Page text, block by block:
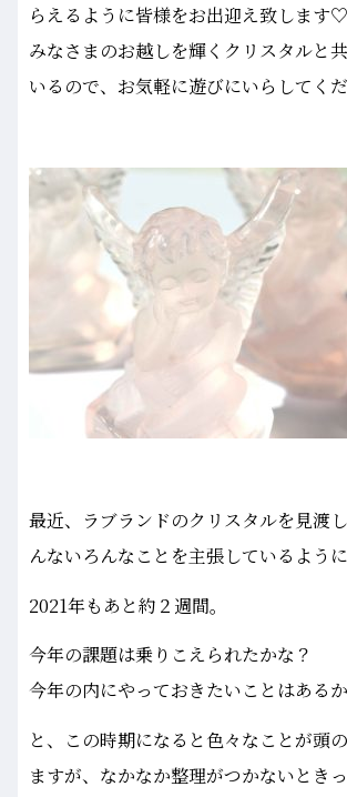
らえるように皆様をお出迎え致します♡
みなさまのお越しを輝くクリスタルと
いるので、お気軽に遊びにいらして
最近、ラブランドのクリスタルを見渡
んないろんなことを主張しているように
2021年もあと約２週間。
今年の課題は乗りこえられたかな？
今年の内にやっておきたいことはある
と、この時期になると色々なことが頭
ますが、なかなか整理がつかないとき